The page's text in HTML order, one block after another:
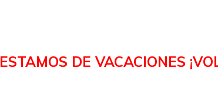
ESTAMOS DE VACACIONES